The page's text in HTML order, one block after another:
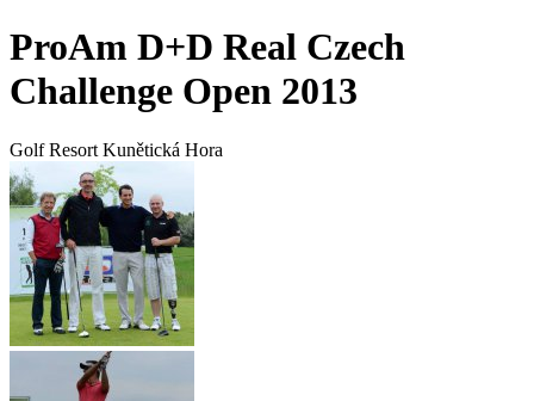
ProAm D+D Real Czech
Challenge Open 2013
Golf Resort Kunětická Hora